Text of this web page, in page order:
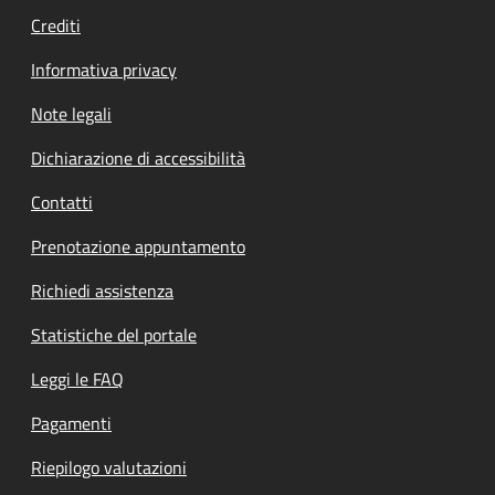
Crediti
Informativa privacy
Note legali
Dichiarazione di accessibilità
Contatti
Prenotazione appuntamento
Richiedi assistenza
Statistiche del portale
Leggi le FAQ
Pagamenti
Riepilogo valutazioni